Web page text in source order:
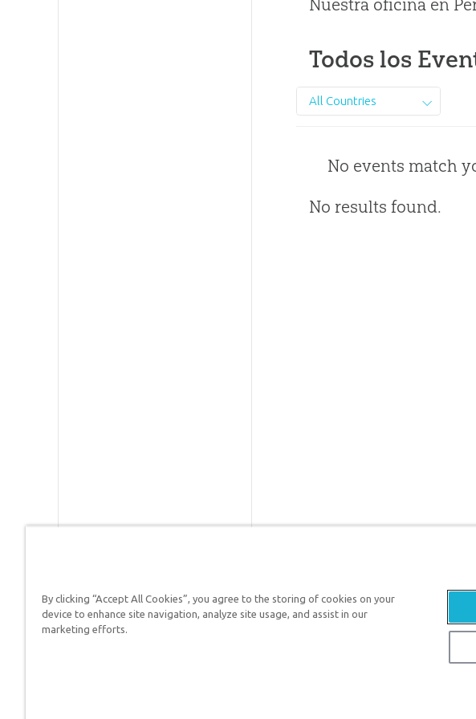
Nuestra oficina en
Todos los
All Countries
No events match
No results found.
Respuestas en Génesis es un ministerio de
defender su fe y proclamar el evangelio de
By clicking “Accept All Cookies”, you agree to the storing of cookies on your
device to enhance site navigation, analyze site usage, and assist in our
marketing efforts.